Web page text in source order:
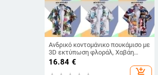
Ανδρικό κοντομάνικο πουκάμισο με
3D εκτύπωση φλοράλ, Χαβάη
παραλία casual, άνετη γραμμή,
μεγάλα μεγέθη
16.84 €
add_shopping_cart